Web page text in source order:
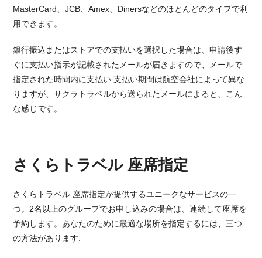
MasterCard、JCB、Amex、Dinersなどのほとんどのタイプで利
用できます。
銀行振込またはストアでの支払いを選択した場合は、申請後す
ぐに支払い指示が記載されたメールが届きますので、メールで
指定された時間内に支払い 支払い期間は航空会社によって異な
りますが、サクラトラベルから送られたメールによると、こん
な感じです。
さくらトラベル 座席指定
さくらトラベル 座席指定が提供するユニークなサービスの一
つ。2名以上のグループでお申し込みの場合は、連続して座席を
予約します。あなたのために最適な場所を指定するには、三つ
の方法があります: